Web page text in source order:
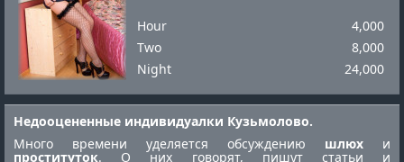
Hour
4,000
Two
8,000
Night
24,000
Недооцененные индивидуалки Кузьмолово.
Много времени уделяется обсуждению шлюх и
проституток. О них говорят, пишут статьи и